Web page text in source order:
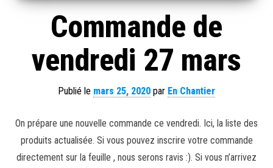
Commande de
vendredi 27 mars
Publié le mars 25, 2020 par En Chantier
On prépare une nouvelle commande ce vendredi. Ici, la liste des
produits actualisée. Si vous pouvez inscrire votre commande
directement sur la feuille , nous serons ravis :). Si vous n’arrivez